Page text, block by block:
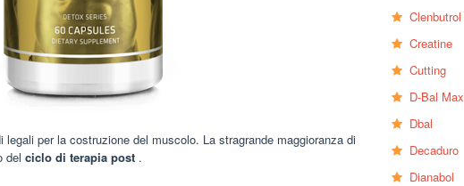
per la costruzione del muscolo. La stragrande maggioranza di
del ciclo di terapia post .
Clenbutrol
Creatine
Cutting
D-Bal Max
Dbal
Decaduro
Dianabol